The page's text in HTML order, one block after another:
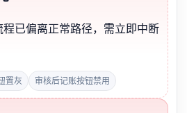
已偏离正常路径，需立即中断
置灰 审核后记账按钮禁用